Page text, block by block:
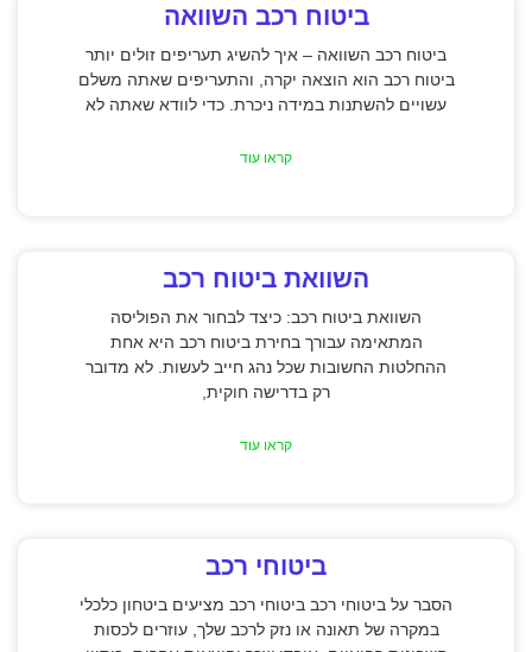
ביטוח רכב השוואה
ביטוח רכב השוואה – איך להשיג תעריפים זולים יותר
ביטוח רכב הוא הוצאה יקרה, והתעריפים שאתה משלם
עשויים להשתנות במידה ניכרת. כדי לוודא שאתה לא
קראו עוד
השוואת ביטוח רכב
השוואת ביטוח רכב: כיצד לבחור את הפוליסה
המתאימה עבורך בחירת ביטוח רכב היא אחת
ההחלטות החשובות שכל נהג חייב לעשות. לא מדובר
רק בדרישה חוקית,
קראו עוד
ביטוחי רכב
הסבר על ביטוחי רכב ביטוחי רכב מציעים ביטחון כלכלי
במקרה של תאונה או נזק לרכב שלך, עוזרים לכסות